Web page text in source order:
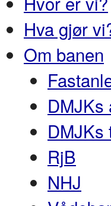
Hva gjør
Om banen
DMJKs
DMJKs
RjB
NHJ